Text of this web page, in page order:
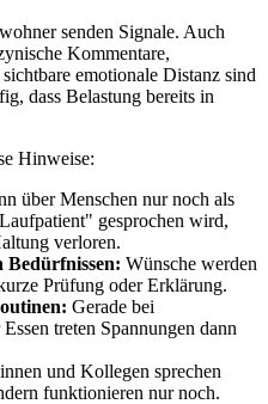
senden Signale. Auch
Kommentare,
emotionale Distanz sind
dass Belastung bereits in
Hinweise:
über Menschen nur noch als
gesprochen wird,
verloren.
Bedürfnissen: Wünsche werden
Prüfung oder Erklärung.
Gerade bei
treten Spannungen dann
und Kollegen sprechen
funktionieren nur noch.